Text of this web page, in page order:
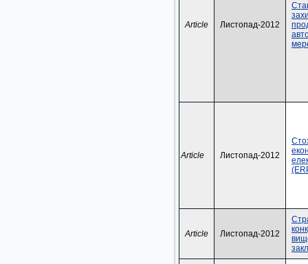
Article Листопад-2012
Article Листопад-2012
Article Листопад-2012